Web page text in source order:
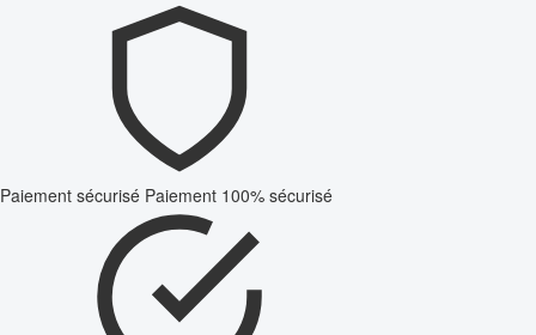
Paiement sécurisé Paiement 100% sécurisé